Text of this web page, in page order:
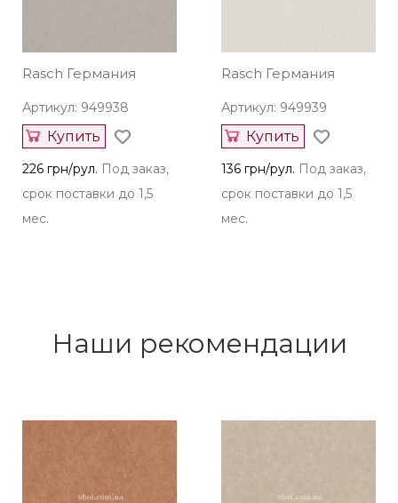
Rasch Германия
Артикул: 949938
Купить
226 грн/рул. Под заказ,
срок поставки до 1,5
мес.
Rasch Германия
Артикул: 949939
Купить
136 грн/рул. Под заказ,
срок поставки до 1,5
мес.
Наши рекомендации